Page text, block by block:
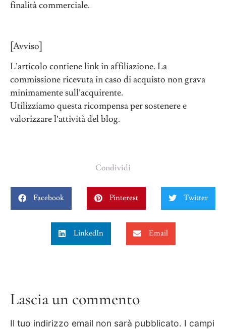
finalità commerciale.
[Avviso]
L’articolo contiene link in affiliazione. La
commissione ricevuta in caso di acquisto non grava
minimamente sull’acquirente.
Utilizziamo questa ricompensa per sostenere e
valorizzare l’attività del blog.
Condividi
Facebook Pinterest Twitter
LinkedIn Email
Lascia un commento
Il tuo indirizzo email non sarà pubblicato. I campi